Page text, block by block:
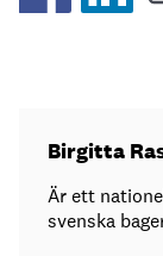
Birgitta
Är ett
svenska